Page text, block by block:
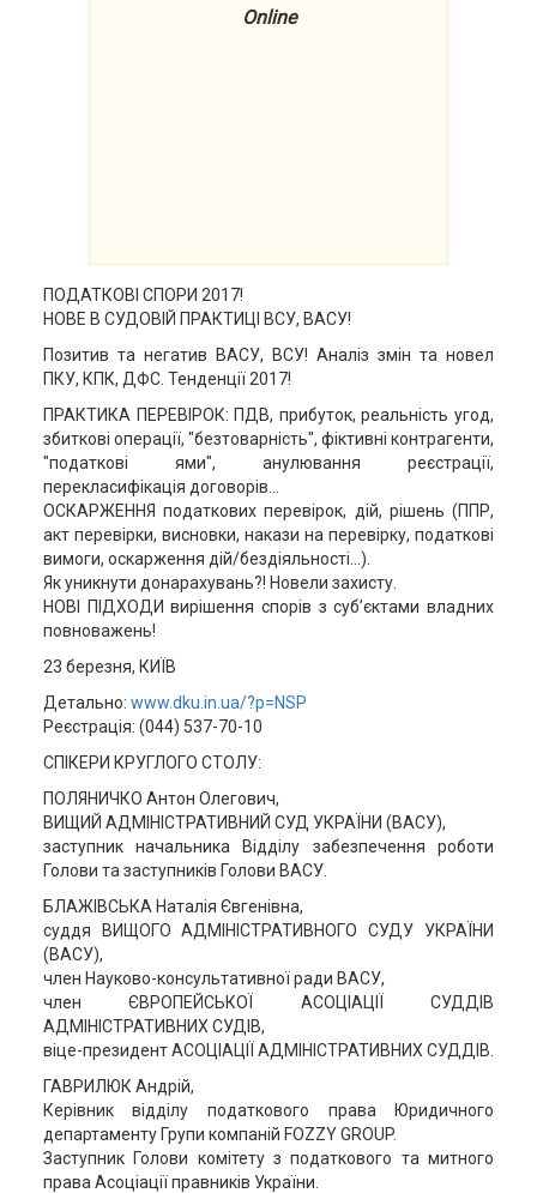
Online
ПОДАТКОВІ СПОРИ 2017!
НОВЕ В СУДОВІЙ ПРАКТИЦІ ВСУ, ВАСУ!
Позитив та негатив ВАСУ, ВСУ! Аналіз змін та новел
ПКУ, КПК, ДФС. Тенденції 2017!
ПРАКТИКА ПЕРЕВІРОК: ПДВ, прибуток, реальність угод,
збиткові операції, "безтоварність", фіктивні контрагенти,
"податкові ями", анулювання реєстрації,
перекласифікація договорів...
ОСКАРЖЕННЯ податкових перевірок, дій, рішень (ППР,
акт перевірки, висновки, накази на перевірку, податкові
вимоги, оскарження дій/бездіяльності...).
Як уникнути донарахувань?! Новели захисту.
НОВІ ПІДХОДИ вирішення спорів з суб’єктами владних
повноважень!
23 березня, КИЇВ
Детально: www.dku.in.ua/?p=NSP
Реєстрація: (044) 537-70-10
СПІКЕРИ КРУГЛОГО СТОЛУ:
ПОЛЯНИЧКО Антон Олегович,
ВИЩИЙ АДМІНІСТРАТИВНИЙ СУД УКРАЇНИ (ВАСУ),
заступник начальника Відділу забезпечення роботи
Голови та заступників Голови ВАСУ.
БЛАЖІВСЬКА Наталія Євгенівна,
суддя ВИЩОГО АДМІНІСТРАТИВНОГО СУДУ УКРАЇНИ
(ВАСУ),
член Науково-консультативної ради ВАСУ,
член ЄВРОПЕЙСЬКОЇ АСОЦІАЦІЇ СУДДІВ
АДМІНІСТРАТИВНИХ СУДІВ,
віце-президент АСОЦІАЦІЇ АДМІНІСТРАТИВНИХ СУДДІВ.
ГАВРИЛЮК Андрій,
Керівник відділу податкового права Юридичного
департаменту Групи компаній FOZZY GROUP.
Заступник Голови комітету з податкового та митного
права Асоціації правників України.